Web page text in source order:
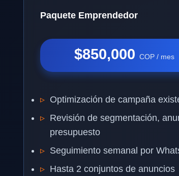
Paquete Emprendedor
$850,000 COP / mes
Optimización de campaña
Revisión de segmentación,
presupuesto
Seguimiento semanal por
Hasta 2 conjuntos de anuncios